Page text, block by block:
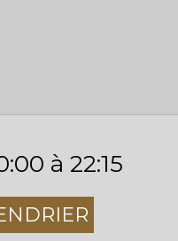
à 22:15